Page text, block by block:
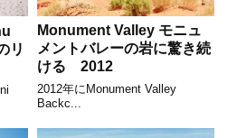
リ
Monument Valley モニュ
メントバレーの岩に驚き続
ける 2012
2012年にMonument Valley
Backc...